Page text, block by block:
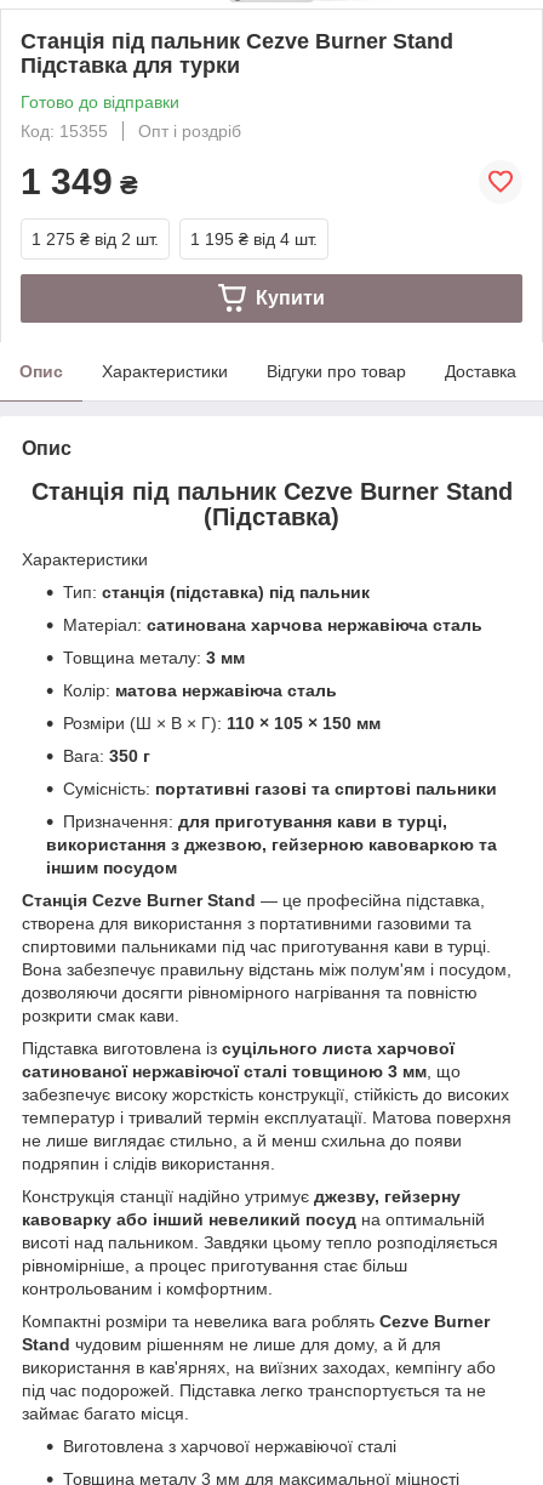
Станція під пальник Cezve Burner Stand
Підставка для турки
Готово до відправки
Код: 15355
Опт і роздріб
1 349 ₴
1 275 ₴ від 2 шт. 1 195 ₴ від 4 шт.
Купити
Опис Характеристики Відгуки про товар Доставка
Опис
Станція під пальник Cezve Burner Stand
(Підставка)
Характеристики
Тип: станція (підставка) під пальник
Матеріал: сатинована харчова нержавіюча сталь
Товщина металу: 3 мм
Колір: матова нержавіюча сталь
Розміри (Ш × В × Г): 110 × 105 × 150 мм
Вага: 350 г
Сумісність: портативні газові та спиртові пальники
Призначення: для приготування кави в турці,
використання з джезвою, гейзерною кавоваркою та
іншим посудом
Станція Cezve Burner Stand — це професійна підставка,
створена для використання з портативними газовими та
спиртовими пальниками під час приготування кави в турці.
Вона забезпечує правильну відстань між полум'ям і посудом,
дозволяючи досягти рівномірного нагрівання та повністю
розкрити смак кави.
Підставка виготовлена із суцільного листа харчової
сатинованої нержавіючої сталі товщиною 3 мм, що
забезпечує високу жорсткість конструкції, стійкість до високих
температур і тривалий термін експлуатації. Матова поверхня
не лише виглядає стильно, а й менш схильна до появи
подряпин і слідів використання.
Конструкція станції надійно утримує джезву, гейзерну
кавоварку або інший невеликий посуд на оптимальній
висоті над пальником. Завдяки цьому тепло розподіляється
рівномірніше, а процес приготування стає більш
контрольованим і комфортним.
Компактні розміри та невелика вага роблять Cezve Burner
Stand чудовим рішенням не лише для дому, а й для
використання в кав'ярнях, на виїзних заходах, кемпінгу або
під час подорожей. Підставка легко транспортується та не
займає багато місця.
Виготовлена з харчової нержавіючої сталі
Товщина металу 3 мм для максимальної міцності